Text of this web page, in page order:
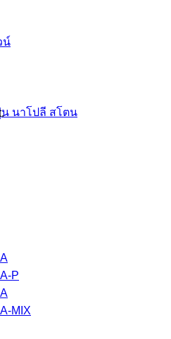
น์
น นาโปลี สโตน
P
MIX